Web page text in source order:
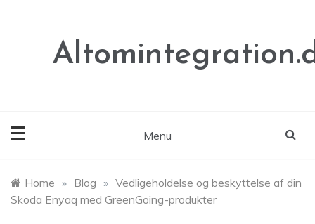
Menu
Home » Blog » Vedligeholdelse og beskyttelse af din
Skoda Enyaq med GreenGoing-produkter